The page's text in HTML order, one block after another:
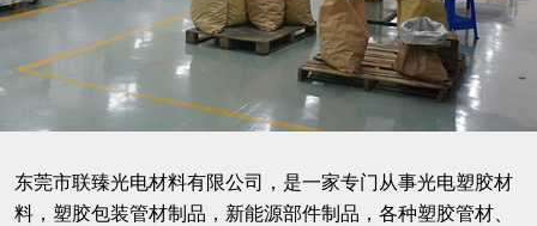
东莞市联臻光电材料有限公司，是一家专门从事光电塑胶材
料，塑胶包装管材制品，新能源部件制品，各种塑胶管材、